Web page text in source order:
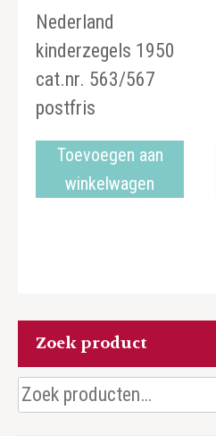
Nederland
kinderzegels 1950
cat.nr. 563/567
postfris
Toevoegen aan
winkelwagen
Zoek product
Zoeken
naar: